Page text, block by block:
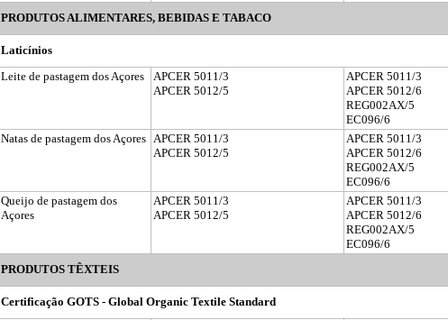
PRODUTOS ALIMENTARES, BEBIDAS E TABACO
Laticínios
Leite de pastagem dos Açores
APCER 5011/3
APCER 5012/5
APCER 5011/3
APCER 5012/6
REG002AX/5
EC096/6
Natas de pastagem dos Açores APCER 5011/3
APCER 5012/5
APCER 5011/3
APCER 5012/6
REG002AX/5
EC096/6
Queijo de pastagem dos
Açores
APCER 5011/3
APCER 5012/5
APCER 5011/3
APCER 5012/6
REG002AX/5
EC096/6
PRODUTOS TÊXTEIS
Certificação GOTS - Global Organic Textile Standard